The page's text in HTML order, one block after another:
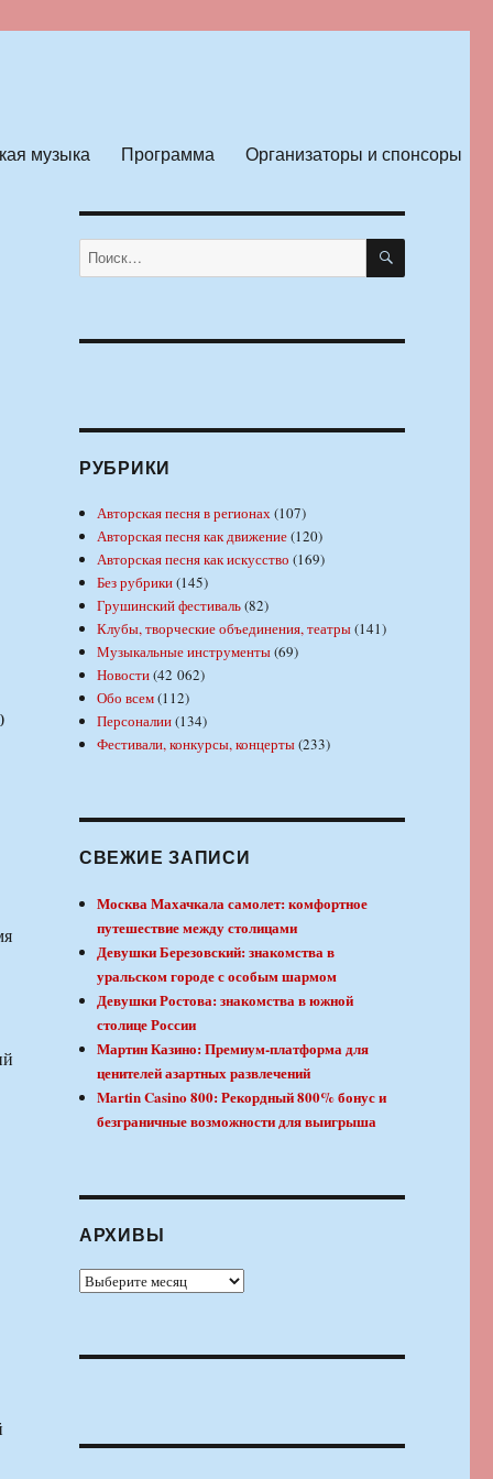
музыка Программа Организаторы и спонсоры
Искать: ПОИСК
РУБРИКИ
Авторская песня в регионах(107)
Авторская песня как движение(120)
Авторская песня как искусство (169)
Без рубрики(145)
Грушинский фестиваль(82)
Клубы, творческие объединения, театры(141)
Музыкальные инструменты(69)
Новости(42 062)
Обо всем(112)
Персоналии(134)
Фестивали, конкурсы, концерты(233)
СВЕЖИЕ ЗАПИСИ
Москва Махачкала самолет: комфортное
путешествие между столицами
Девушки Березовский: знакомства в
уральском городе с особым шармом
Девушки Ростова: знакомства в южной
столице России
Мартин Казино: Премиум-платформа для
ценителей азартных развлечений
Martin Casino 800: Рекордный 800% бонус и
безграничные возможности для выигрыша
АРХИВЫ
Архивы